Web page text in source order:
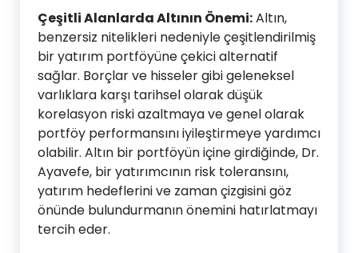
Çeşitli Alanlarda Altının Önemi:Altın,
benzersiz nitelikleri nedeniyle çeşitlendirilmiş
bir yatırım portföyüne çekici alternatif
sağlar. Borçlar ve hisseler gibi geleneksel
varlıklara karşı tarihsel olarak düşük
korelasyon riski azaltmaya ve genel olarak
portföy performansını iyileştirmeye yardımcı
olabilir. Altın bir portföyün içine girdiğinde, Dr.
Ayavefe, bir yatırımcının risk toleransını,
yatırım hedeflerini ve zaman çizgisini göz
önünde bulundurmanın önemini hatırlatmayı
tercih eder.